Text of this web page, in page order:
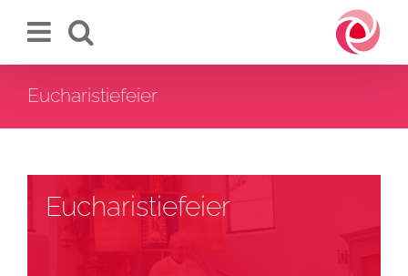
Inhalt
Eucharistiefeier
Eucharistiefeier